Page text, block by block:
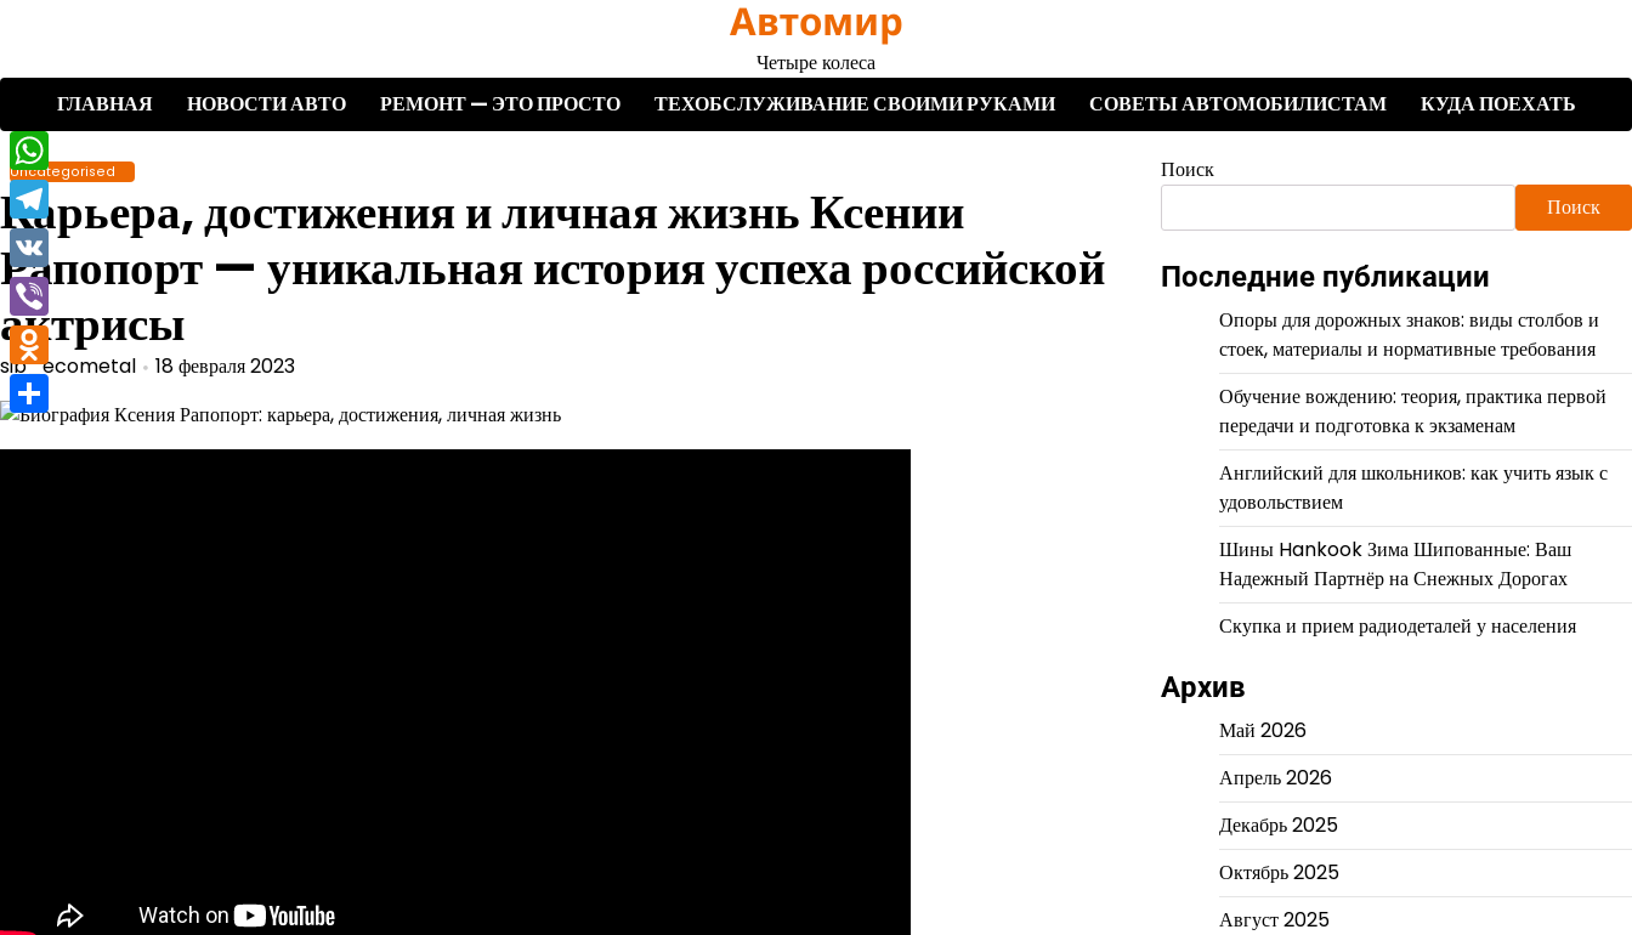
содержимому
Автомир
Четыре колеса
ГЛАВНАЯ
НОВОСТИ АВТО РЕМОНТ — ЭТО ПРОСТО ТЕХОБСЛУЖИВАНИЕ СВОИМИ РУКАМИ СОВЕТЫ АВТОМОБИЛИСТАМ КУДА ПОЕХАТЬ
Uncategorised
Карьера, достижения и личная жизнь Ксении
Рапопорт — уникальная история успеха российской
актрисы
sib_ecometal 18 февраля 2023
Поиск
Поиск
Последние публикации
Опоры для дорожных знаков: виды столбов и
стоек, материалы и нормативные требования
Обучение вождению: теория, практика первой
передачи и подготовка к экзаменам
Английский для школьников: как учить язык с
удовольствием
Шины Hankook Зима Шипованные: Ваш
Надежный Партнёр на Снежных Дорогах
Скупка и прием радиодеталей у населения
Архив
Май 2026
Апрель 2026
Декабрь 2025
Октябрь 2025
Август 2025
WhatsApp
Telegram
VK
Viber
Odnoklassniki
Отправить